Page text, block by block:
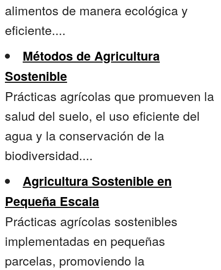
alimentos de manera ecológica y
eficiente....
Métodos de Agricultura
Sostenible
Prácticas agrícolas que promueven la
salud del suelo, el uso eficiente del
agua y la conservación de la
biodiversidad....
Agricultura Sostenible en
Pequeña Escala
Prácticas agrícolas sostenibles
implementadas en pequeñas
parcelas, promoviendo la